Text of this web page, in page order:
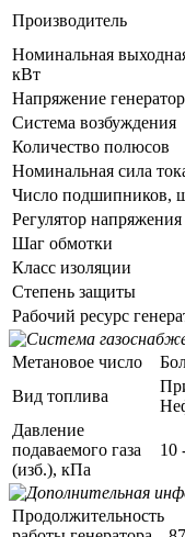
Производитель
Номинальная
кВт
Напряжение
Система возбуждения
Количество полюсов
Номинальная сила
Число подшипников,
Регулятор напряжения
Шаг обмотки
Класс изоляции
Степень защиты
Рабочий ресурс
Метановое число
Вид топлива
Давление
подаваемого газа
(изб.), кПа
10
Продолжительность